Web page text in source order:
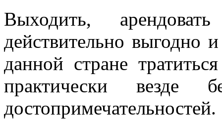
Выходить,
действительно выгодно
данной стране
практически везде
достопримечательностей.